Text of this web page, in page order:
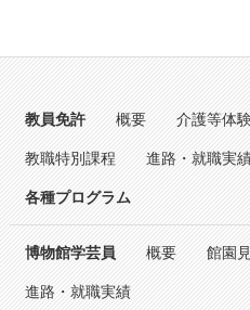
教員免許 概要 介護等体
教職特別課程 進路・就職実
各種プログラム
博物館学芸員 概要 館園
進路・就職実績